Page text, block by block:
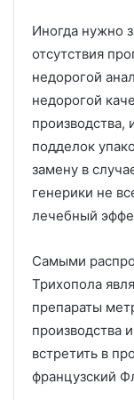
Иногда нужно
отсутствия
недорогой
недорогой
подделок
замену в
генерики не
лечебный
Самыми
Трихопола
препараты
производства
встретить в
французский